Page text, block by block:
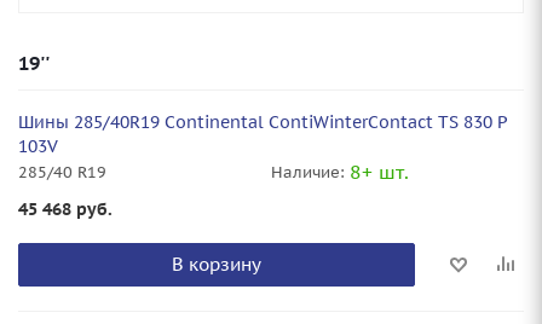
19''
Шины 285/40R19 Continental ContiWinterContact TS 830 P
103V
285/40 R19 Наличие: 8+ шт.
45 468 руб.
В корзину